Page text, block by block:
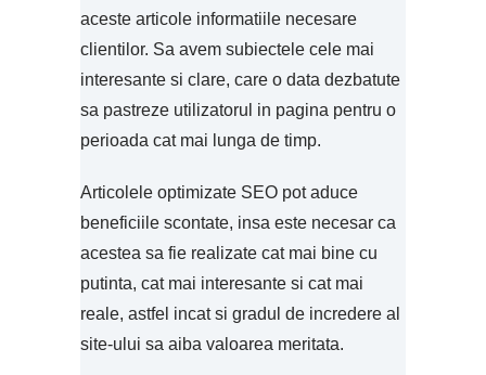
aceste articole informatiile necesare
clientilor. Sa avem subiectele cele mai
interesante si clare, care o data dezbatute
sa pastreze utilizatorul in pagina pentru o
perioada cat mai lunga de timp.
Articolele optimizate SEO pot aduce
beneficiile scontate, insa este necesar ca
acestea sa fie realizate cat mai bine cu
putinta, cat mai interesante si cat mai
reale, astfel incat si gradul de incredere al
site-ului sa aiba valoarea meritata.